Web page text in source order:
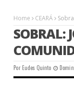
Home CEARÁ
SOBRAL:
PorEudes Quinto